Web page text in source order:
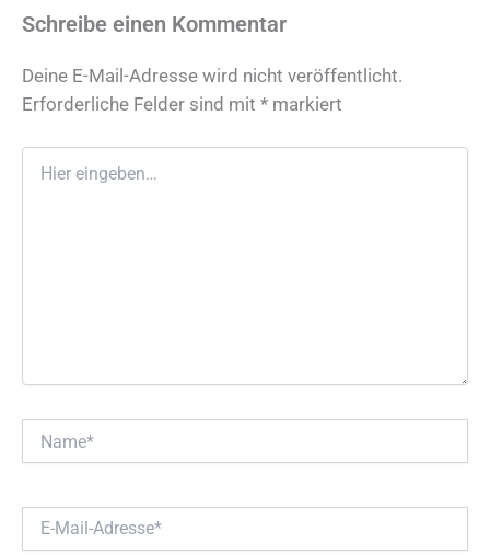
Schreibe einen Kommentar
Deine E-Mail-Adresse wird nicht veröffentlicht.
Erforderliche Felder sind mit * markiert
eingeben…
Mail-